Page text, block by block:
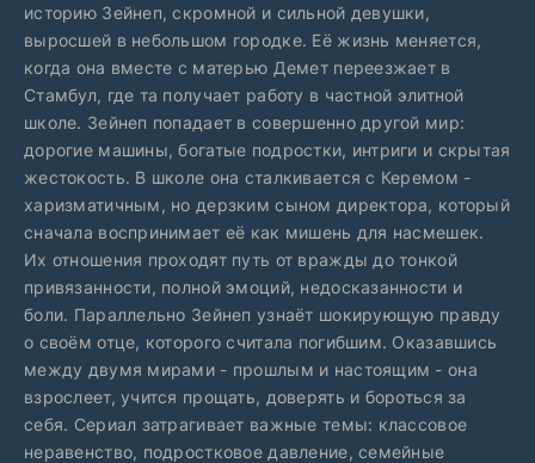
историю Зейнеп, скромной и сильной девушки,
выросшей в небольшом городке. Её жизнь меняется,
когда она вместе с матерью Демет переезжает в
Стамбул, где та получает работу в частной элитной
школе. Зейнеп попадает в совершенно другой мир:
дорогие машины, богатые подростки, интриги и скрытая
жестокость. В школе она сталкивается с Керемом -
харизматичным, но дерзким сыном директора, который
сначала воспринимает её как мишень для насмешек.
Их отношения проходят путь от вражды до тонкой
привязанности, полной эмоций, недосказанности и
боли. Параллельно Зейнеп узнаёт шокирующую правду
о своём отце, которого считала погибшим. Оказавшись
между двумя мирами - прошлым и настоящим - она
взрослеет, учится прощать, доверять и бороться за
себя. Сериал затрагивает важные темы: классовое
неравенство, подростковое давление, семейные